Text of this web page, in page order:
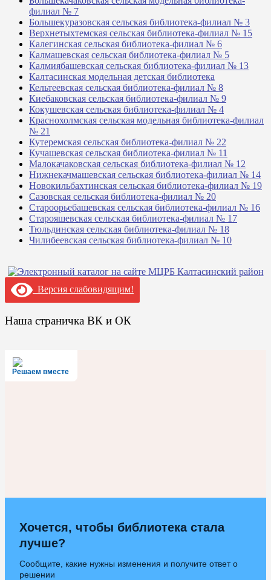
филиал № 7
Большекуразовская сельская библиотека-филиал № 3
Верхнетыхтемская сельская библиотека-филиал № 15
Калегинская сельская библиотека-филиал № 6
Калмашевская сельская библиотека-филиал № 5
Калмиябашевская сельская библиотека-филиал № 13
Калтасинская модельная детская библиотека
Кельтеевская сельская библиотека-филиал № 8
Киебаковская сельская библиотека-филиал № 9
Кокушевская сельская библиотека-филиал № 4
Краснохолмская сельская модельная библиотека-филиал
№ 21
Кутеремская сельская библиотека-филиал № 22
Кучашевская сельская библиотека-филиал № 11
Малокачаковская сельская библиотека-филиал № 12
Нижнекачмашевская сельская библиотека-филиал № 14
Новокильбахтинская сельская библиотека-филиал № 19
Сазовская сельская библиотека-филиал № 20
Староорьебашевская сельская библиотека-филиал № 16
Старояшевская сельская библиотека-филиал № 17
Тюльдинская сельская библиотека-филиал № 18
Чилибеевская сельская библиотека-филиал № 10
Версия слабовидящим!
Наша страничка ВК и ОК
Решаем вместе
Хочется, чтобы библиотека стала
лучше?
Сообщите, какие нужны изменения и получите ответ о
решении